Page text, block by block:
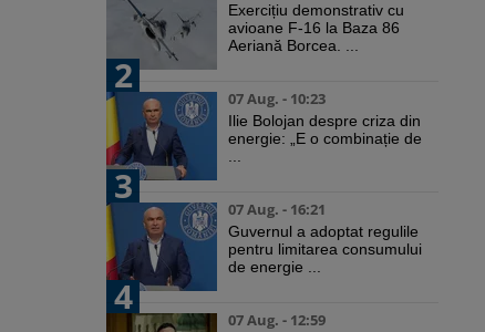
Exercițiu demonstrativ cu
avioane F-16 la Baza 86
Aeriană Borcea. ...
2
07 Aug. - 10:23
Ilie Bolojan despre criza din
energie: „E o combinație de
3
07 Aug. - 16:21
Guvernul a adoptat regulile
pentru limitarea consumului
de energie ...
4
07 Aug. - 12:59